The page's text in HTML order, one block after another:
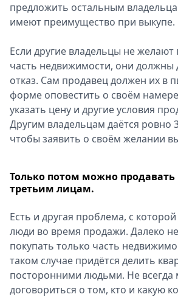
предложить остальным
имеют преимущество при выкупе.
Если другие владельцы не желают
часть недвижимости, они должны
отказ. Сам продавец должен их в
форме оповестить о своём
указать цену и другие условия
Другим владельцам даётся ровно
чтобы заявить о своём желании
Только потом можно
третьим лицам.
Есть и другая проблема, с
люди во время продажи. Далеко
покупать только часть
таком случае придётся делить
посторонними людьми. Не
договориться о том, кто и какую